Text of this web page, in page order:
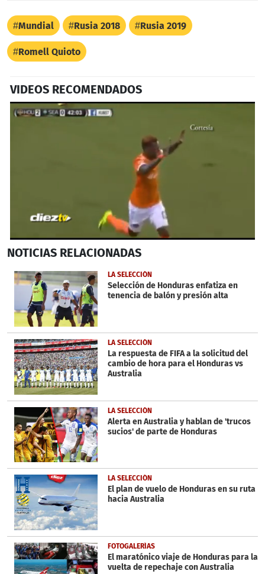
Mundial Rusia 2018 Rusia 2019
Romell Quioto
VIDEOS RECOMENDADOS
seconds
56
seconds
NOTICIAS RELACIONADAS
LA SELECCIÓN
Selección de Honduras enfatiza en
tenencia de balón y presión alta
LA SELECCIÓN
La respuesta de FIFA a la solicitud del
cambio de hora para el Honduras vs
Australia
LA SELECCIÓN
Alerta en Australia y hablan de 'trucos
sucios' de parte de Honduras
LA SELECCIÓN
El plan de vuelo de Honduras en su ruta
hacia Australia
FOTOGALERÍAS
El maratónico viaje de Honduras para la
vuelta de repechaje con Australia